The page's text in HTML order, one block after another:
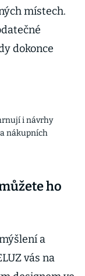
místech.
dokonce
i návrhy
nákupních
ho
a
vás na